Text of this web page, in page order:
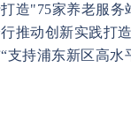
造"75家养老服
推动创新实践打
支持浦东新区高